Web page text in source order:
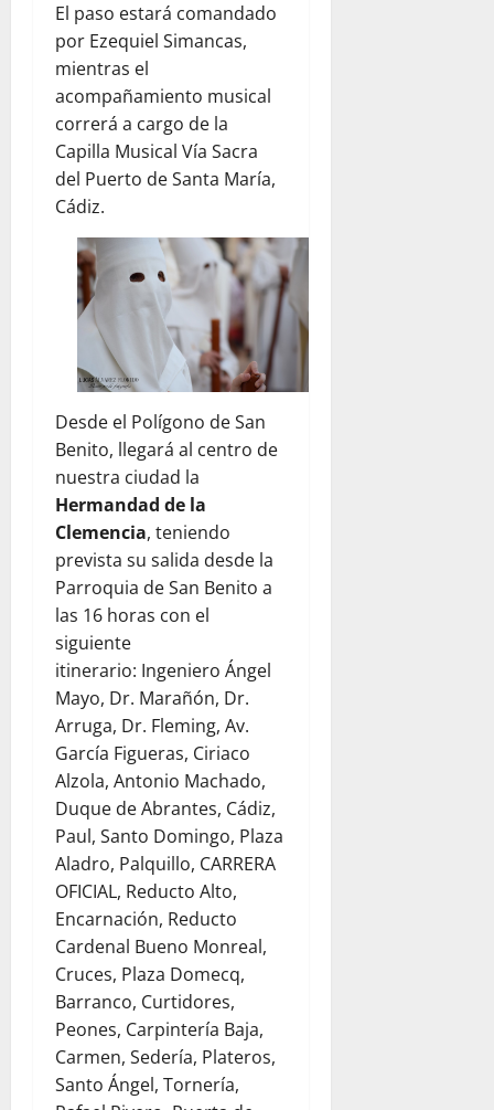
El paso estará comandado
por Ezequiel Simancas,
mientras el
acompañamiento musical
correrá a cargo de la
Capilla Musical Vía Sacra
del Puerto de Santa María,
Cádiz.
Desde el Polígono de San
Benito, llegará al centro de
nuestra ciudad la
Hermandad de la
Clemencia, teniendo
prevista su salida desde la
Parroquia de San Benito a
las 16 horas con el
siguiente
itinerario: Ingeniero Ángel
Mayo, Dr. Marañón, Dr.
Arruga, Dr. Fleming, Av.
García Figueras, Ciriaco
Alzola, Antonio Machado,
Duque de Abrantes, Cádiz,
Paul, Santo Domingo, Plaza
Aladro, Palquillo, CARRERA
OFICIAL, Reducto Alto,
Encarnación, Reducto
Cardenal Bueno Monreal,
Cruces, Plaza Domecq,
Barranco, Curtidores,
Peones, Carpintería Baja,
Carmen, Sedería, Plateros,
Santo Ángel, Tornería,